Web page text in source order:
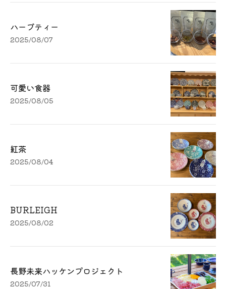
ハーブティー
2025/08/07
可愛い食器
2025/08/05
紅茶
2025/08/04
BURLEIGH
2025/08/02
長野未来ハッケンプロジェクト
2025/07/31